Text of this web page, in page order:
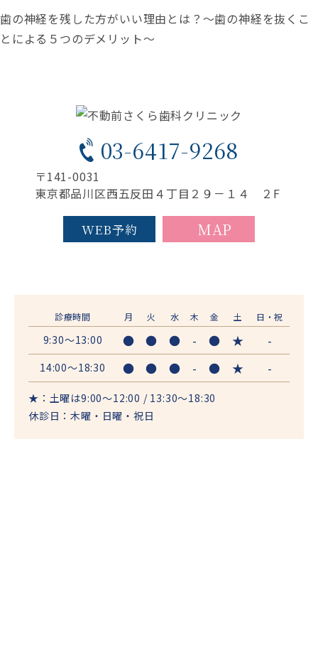
歯の神経を残した方がいい理由とは？～歯の神経を抜くこ
とによる５つのデメリット～
03-6417-9268
〒141-0031
東京都品川区西五反田４丁目２９－１４ ２F
WEB予約 MAP
診療時間 月 火 水 木 金 土 日・祝
9:30～13:00 ● ● ● - ● ★ -
14:00～18:30 ● ● ● - ● ★ -
★：土曜は9:00～12:00 / 13:30～18:30
休診日：木曜・日曜・祝日